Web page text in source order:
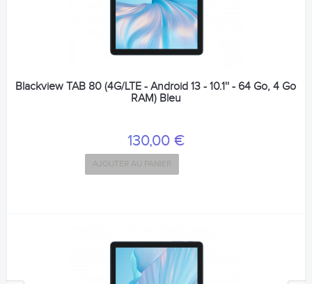
Blackview TAB 80 (4G/LTE - Android 13 - 10.1'' - 64 Go, 4 Go
RAM) Bleu
130,00 €
AJOUTER AU PANIER